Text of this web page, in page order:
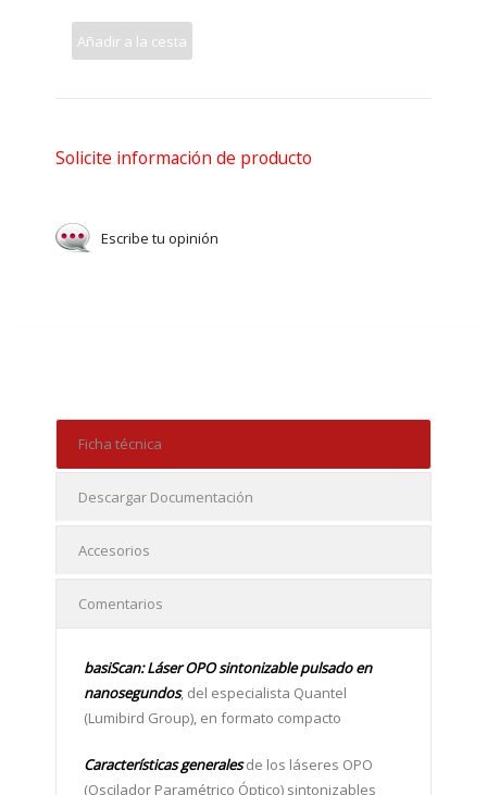
Añadir a la cesta
Solicite información de producto
Escribe tu opinión
Ficha técnica
Descargar Documentación
Accesorios
Comentarios
basiScan: Láser OPO sintonizable pulsado en
nanosegundos, del especialista Quantel
(Lumibird Group), en formato compacto
Características generalesde los láseres OPO
(Oscilador Paramétrico Óptico) sintonizables